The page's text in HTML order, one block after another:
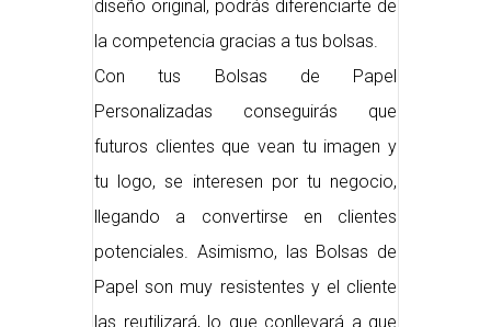
diseño original, podrás diferenciarte de
la competencia gracias a tus bolsas.
Con tus Bolsas de Papel
Personalizadas conseguirás que
futuros clientes que vean tu imagen y
tu logo, se interesen por tu negocio,
llegando a convertirse en clientes
potenciales. Asimismo, las Bolsas de
Papel son muy resistentes y el cliente
las reutilizará, lo que conllevará a que